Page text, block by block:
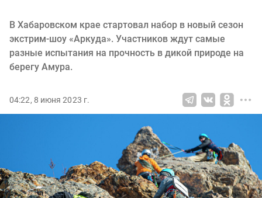
В Хабаровском крае стартовал набор в новый сезон
экстрим-шоу «Аркуда». Участников ждут самые
разные испытания на прочность в дикой природе на
берегу Амура.
04:22, 8 июня 2023 г.